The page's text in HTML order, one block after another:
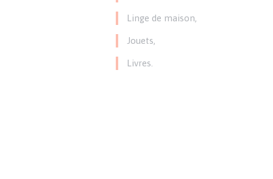
Linge de maison,
Jouets,
Livres.